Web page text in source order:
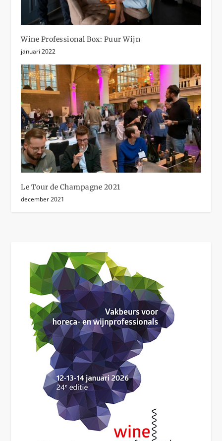
Wine Professional Box: Puur Wijn
januari 2022
Le Tour de Champagne 2021
december 2021